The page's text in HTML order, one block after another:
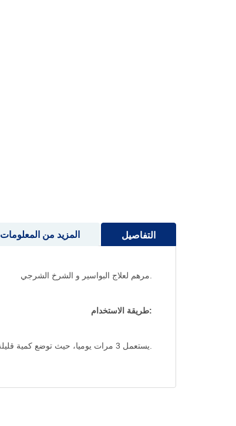
التفاصيل
.مرهم لعلاج البواسير و الشرخ الشرجي
:طريقة الاستخدام
.يستعمل 3 مرات يوميا، حيث توضع كمية قليلة من المنتج على المنطقة المقصودة و تدلك بلطف بشكل دائري
المزيد من المعلومات